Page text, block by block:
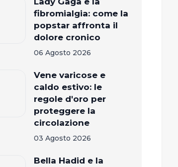
fibromialgia: come la
popstar affronta il
dolore cronico
06 Agosto 2026
Vene varicose e
caldo estivo: le
regole d'oro per
proteggere la
circolazione
03 Agosto 2026
Bella Hadid e la